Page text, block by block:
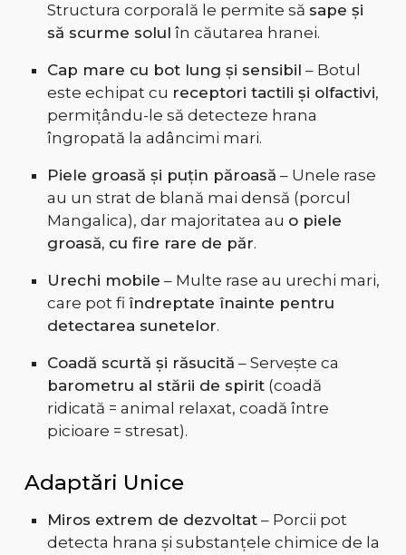
Structura corporală le permite să sape și
să scurme solul în căutarea hranei.
Cap mare cu bot lung și sensibil – Botul
este echipat cu receptori tactili și olfactivi,
permițându-le să detecteze hrana
îngropată la adâncimi mari.
Piele groasă și puțin păroasă – Unele rase
au un strat de blană mai densă (porcul
Mangalica), dar majoritatea au o piele
groasă, cu fire rare de păr.
Urechi mobile – Multe rase au urechi mari,
care pot fi îndreptate înainte pentru
detectarea sunetelor.
Coadă scurtă și răsucită – Servește ca
barometru al stării de spirit(coadă
ridicată = animal relaxat, coadă între
picioare = stresat).
Adaptări Unice
Miros extrem de dezvoltat– Porcii pot
detecta hrana și substanțele chimice de la